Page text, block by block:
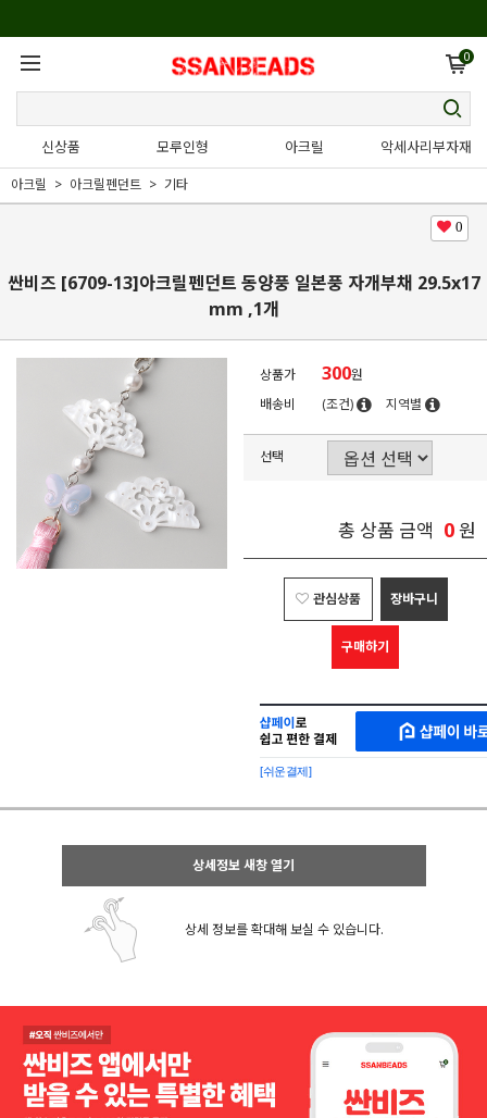
0
신상품 모루인형 아크릴 악세사리부자재
아크릴 아크릴펜던트 기타
0
싼비즈 [6709-13]아크릴펜던트 동양풍 일본풍 자개부채 29.5x17
mm ,1개
상품가 300원
배송비
(조건) 지역별
선택
총 상품 금액 0원
관심상품 장바구니
구매하기
MAKESHOP
SHOPPAY
로
간
구
샵
페
페
이
구
[쉬운결제]
상세정보 새창 열기
상세 정보를 확대해 보실 수 있습니다.